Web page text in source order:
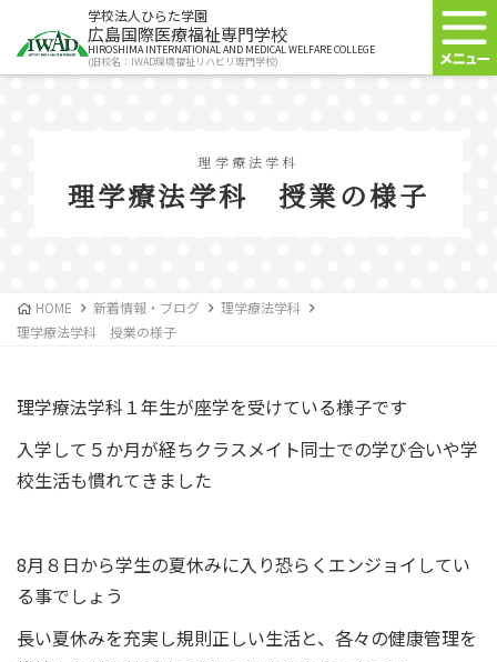
学校法人ひらた学園
広島国際医療福祉専門学校
HIROSHIMA INTERNATIONAL AND MEDICAL WELFARE COLLEGE
(旧校名：IWAD環境福祉リハビリ専門学校)
理学療法学科
理学療法学科 授業の様子
HOME 新着情報・ブログ
理学療法学科
理学療法学科 授業の様子
理学療法学科１年生が座学を受けている様子です
入学して５か月が経ちクラスメイト同士での学び合いや学
校生活も慣れてきました
8月８日から学生の夏休みに入り恐らくエンジョイしてい
る事でしょう
長い夏休みを充実し規則正しい生活と、各々の健康管理を